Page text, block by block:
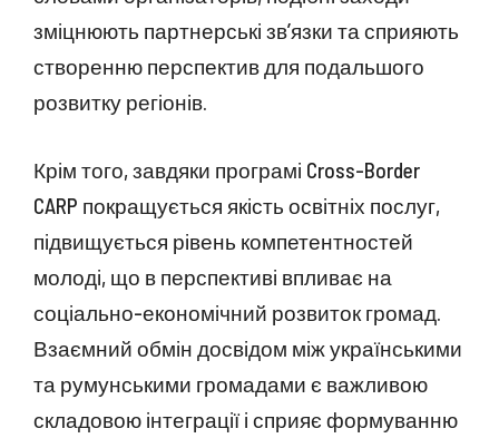
зміцнюють партнерські зв’язки та сприяють
створенню перспектив для подальшого
розвитку регіонів.
Крім того, завдяки програмі Cross-Border
CARP покращується якість освітніх послуг,
підвищується рівень компетентностей
молоді, що в перспективі впливає на
соціально-економічний розвиток громад.
Взаємний обмін досвідом між українськими
та румунськими громадами є важливою
складовою інтеграції і сприяє формуванню